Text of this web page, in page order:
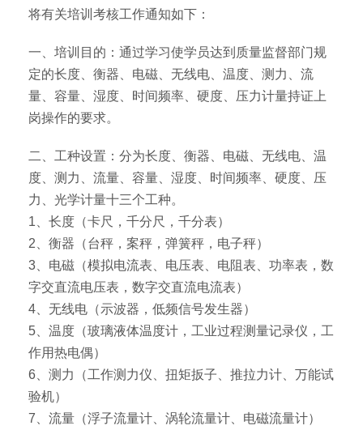
将有关培训考核工作通知如下：
一、培训目的：通过学习使学员达到质量监督部门规
定的长度、衡器、电磁、无线电、温度、测力、流
量、容量、湿度、时间频率、硬度、压力计量持证上
岗操作的要求。
二、工种设置：分为长度、衡器、电磁、无线电、温
度、测力、流量、容量、湿度、时间频率、硬度、压
力、光学计量十三个工种。
1、长度（卡尺，千分尺，千分表）
2、衡器（台秤，案秤，弹簧秤，电子秤）
3、电磁（模拟电流表、电压表、电阻表、功率表，数
字交直流电压表，数字交直流电流表）
4、无线电（示波器，低频信号发生器）
5、温度（玻璃液体温度计，工业过程测量记录仪，工
作用热电偶）
6、测力（工作测力仪、扭矩扳子、推拉力计、万能试
验机）
7、流量（浮子流量计、涡轮流量计、电磁流量计）